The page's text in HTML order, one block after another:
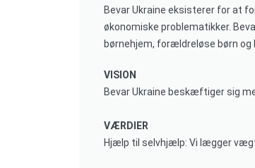
Bevar Ukraine eksisterer for at
økonomiske problematikker.
børnehjem, forældreløse børn
VISION
Bevar Ukraine beskæftiger sig
VÆRDIER
Hjælp til selvhjælp: Vi lægger